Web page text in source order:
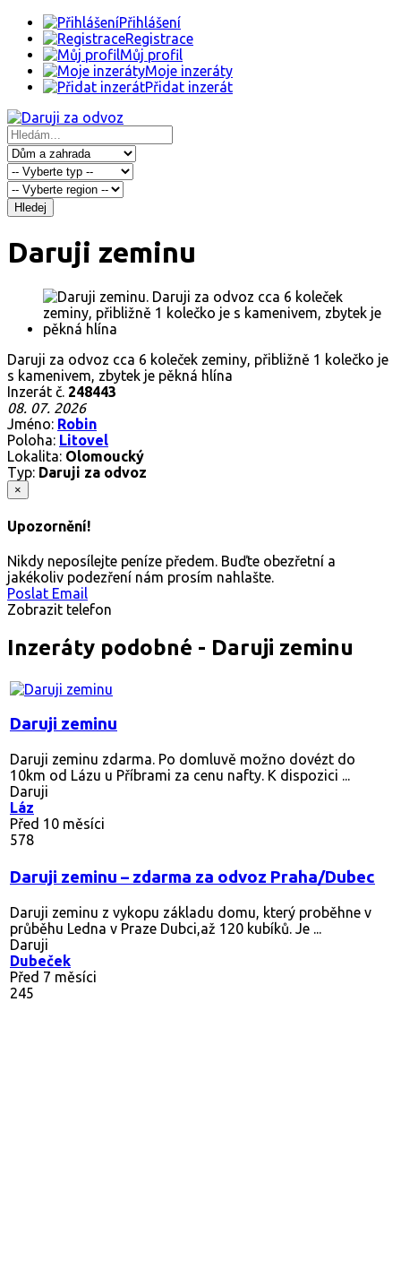
Přihlášení
Registrace
Můj profil
Moje inzeráty
Přidat inzerát
Hledej
Daruji zeminu
Daruji za odvoz cca 6 koleček zeminy, přibližně 1 kolečko je
s kamenivem, zbytek je pěkná hlína
Inzerát č. 248443
08. 07. 2026
Jméno: Robin
Poloha: Litovel
Lokalita: Olomoucký
Typ: Daruji za odvoz
×
Upozornění!
Nikdy neposílejte peníze předem. Buďte obezřetní a
jakékoliv podezření nám prosím nahlašte.
Poslat Email
Zobrazit telefon
Inzeráty podobné - Daruji zeminu
Daruji zeminu
Daruji zeminu zdarma. Po domluvě možno dovézt do
10km od Lázu u Příbrami za cenu nafty. K dispozici ...
Daruji
Láz
Před 10 měsíci
578
Daruji zeminu – zdarma za odvoz Praha/Dubec
Daruji zeminu z vykopu základu domu, který proběhne v
průběhu Ledna v Praze Dubci,až 120 kubíků. Je ...
Daruji
Dubeček
Před 7 měsíci
245